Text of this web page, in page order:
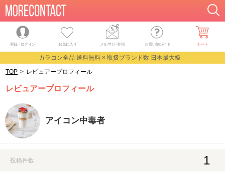
登録・ログイン お気に入り メルマガ・割引 お買い物ガイド カート
カラコン全品 送料無料 × 取扱ブランド数 日本最大級
TOP > レビュアープロフィール
レビュアープロフィール
アイコン中毒者
投稿件数 1